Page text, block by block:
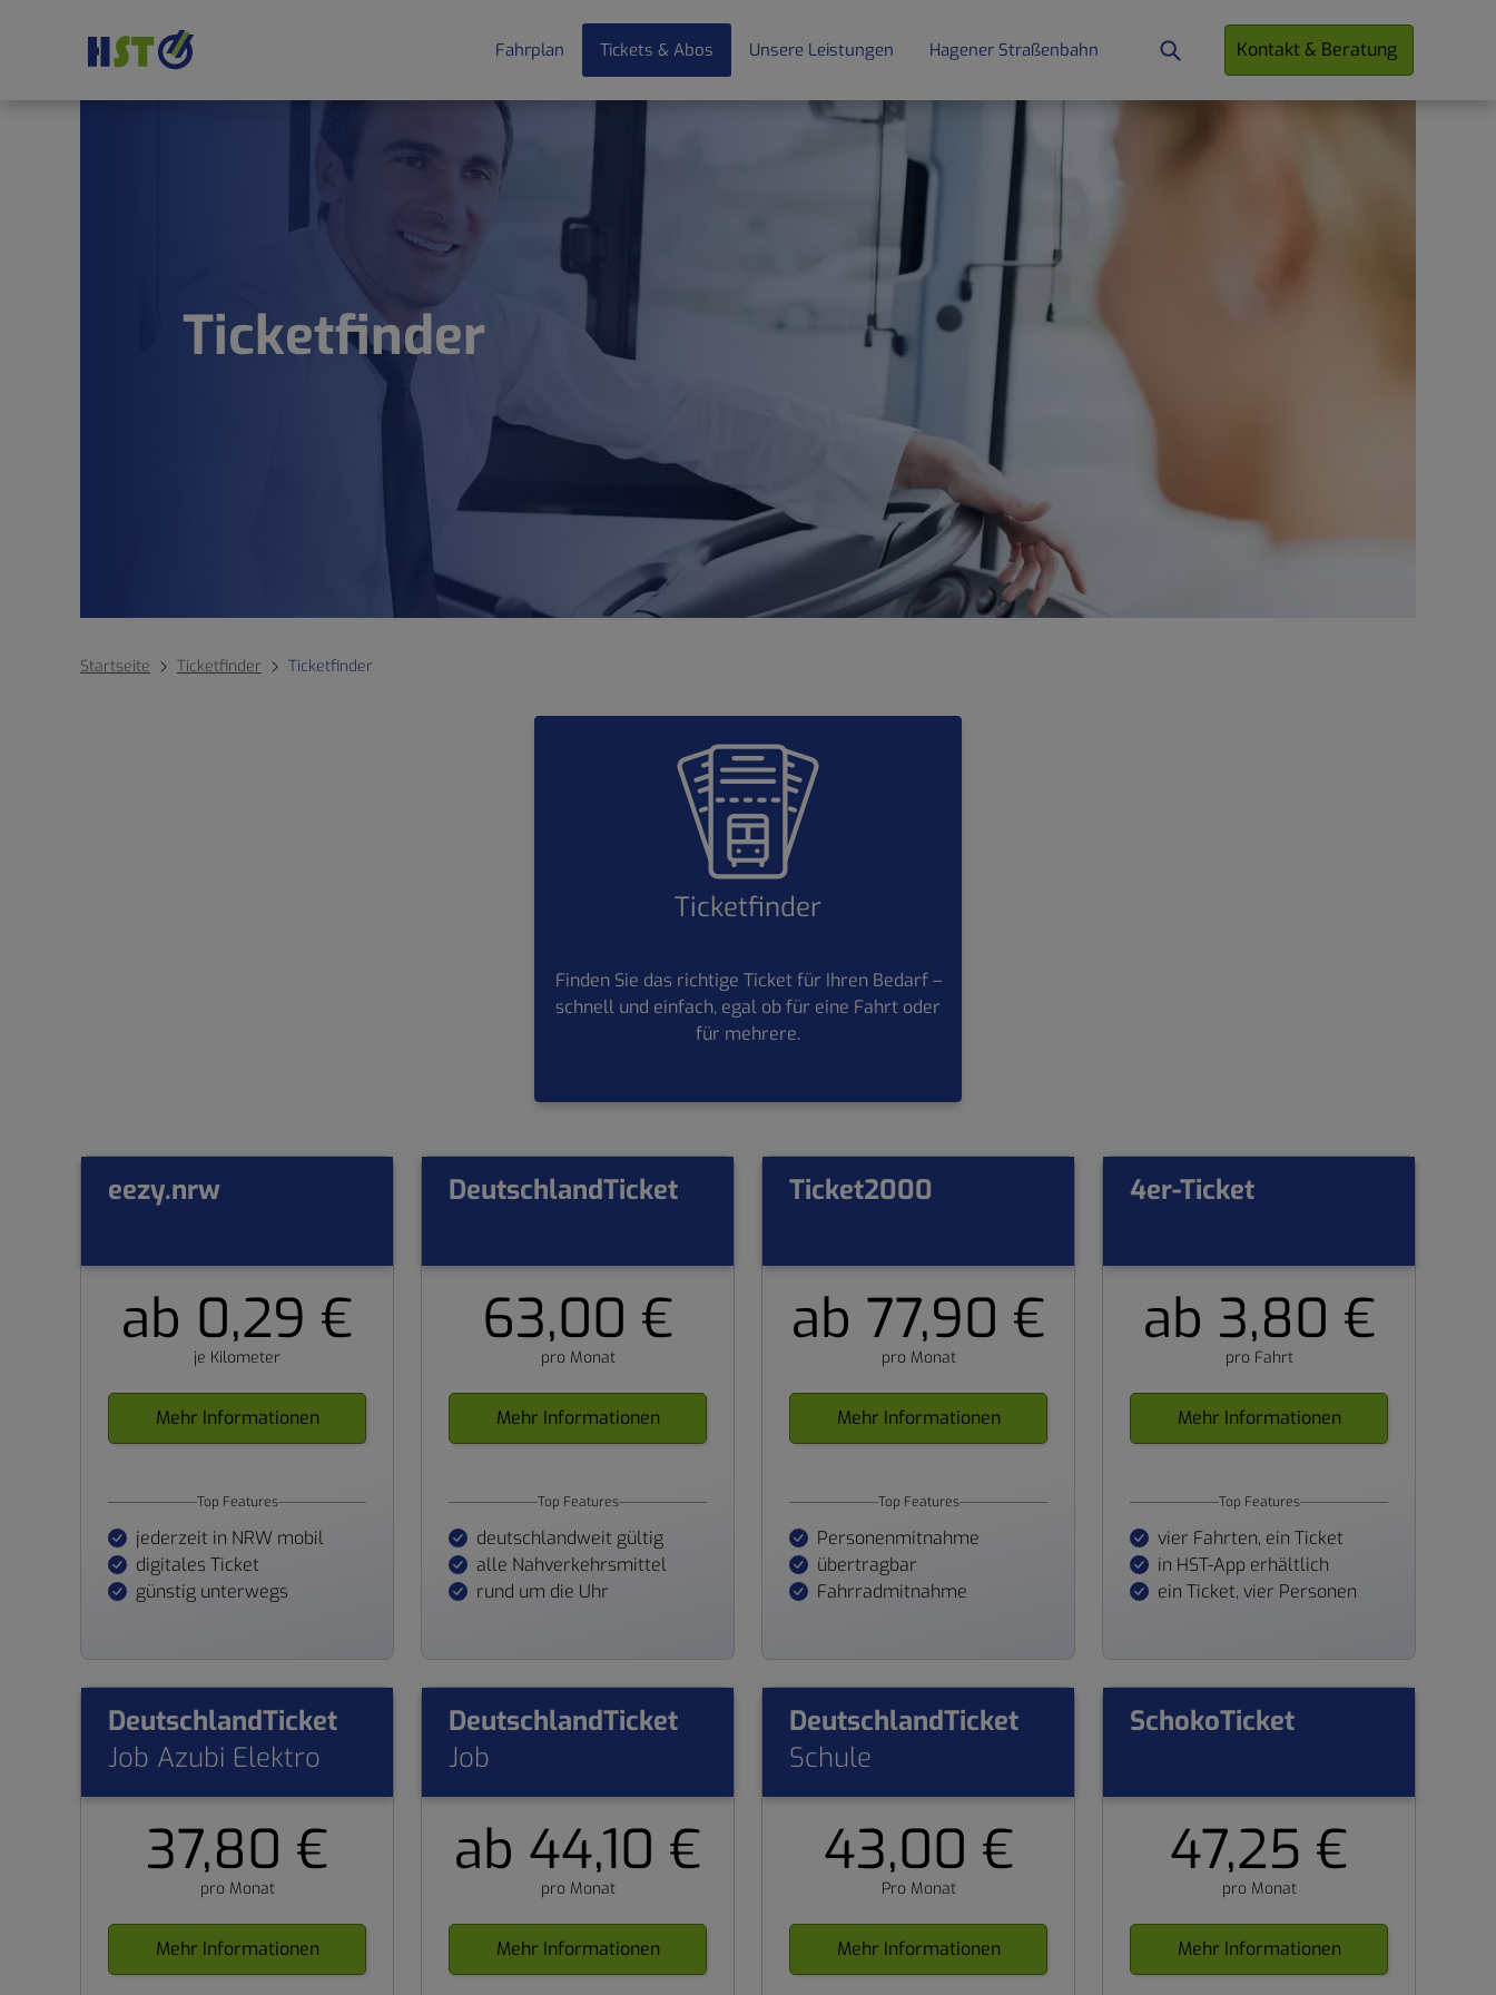
Fahrplan Tickets & Abos Unsere Leistungen Hagener Straßenbahn Kontakt & Beratung
Ticketfinder
Startseite Ticketfinder Ticketfinder
Ticketfinder
Finden Sie das richtige Ticket für Ihren Bedarf –
schnell und einfach, egal ob für eine Fahrt oder
für mehrere.
eezy.nrw
ab 0,29 €
je Kilometer
Mehr Informationen
Top Features
jederzeit in NRW mobil
digitales Ticket
günstig unterwegs
DeutschlandTicket
63,00 €
pro Monat
Mehr Informationen
Top Features
deutschlandweit gültig
alle Nahverkehrsmittel
rund um die Uhr
Ticket2000
ab 77,90 €
pro Monat
Mehr Informationen
Top Features
Personenmitnahme
übertragbar
Fahrradmitnahme
4er-Ticket
ab 3,80 €
pro Fahrt
Mehr Informationen
Top Features
vier Fahrten, ein Ticket
in HST-App erhältlich
ein Ticket, vier Personen
DeutschlandTicket
Job Azubi Elektro
37,80 €
pro Monat
Mehr Informationen
DeutschlandTicket
Job
ab 44,10 €
pro Monat
Mehr Informationen
DeutschlandTicket
Schule
43,00 €
Pro Monat
Mehr Informationen
SchokoTicket
47,25 €
pro Monat
Mehr Informationen